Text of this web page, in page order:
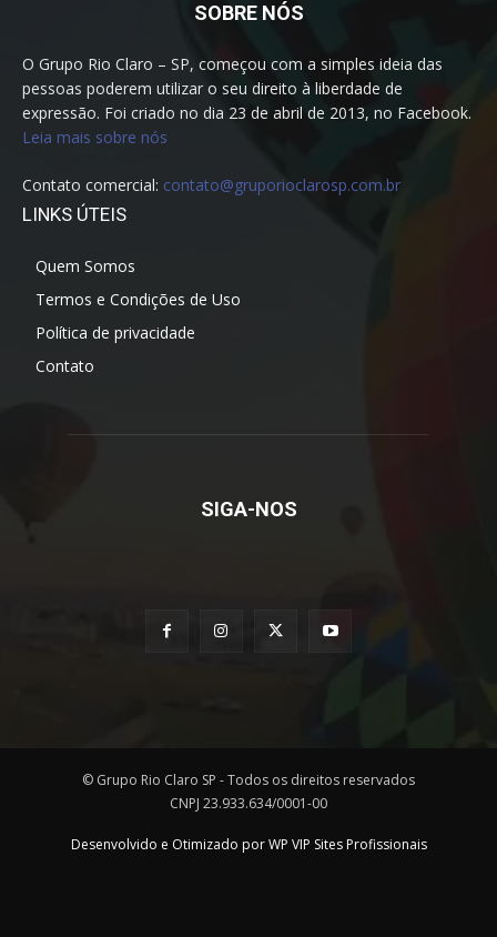
SOBRE NÓS
O Grupo Rio Claro – SP, começou com a simples ideia das
pessoas poderem utilizar o seu direito à liberdade de
expressão. Foi criado no dia 23 de abril de 2013, no Facebook.
Leia mais sobre nós
Contato comercial: contato@gruporioclarosp.com.br
LINKS ÚTEIS
Quem Somos
Termos e Condições de Uso
Política de privacidade
Contato
SIGA-NOS
© Grupo Rio Claro SP - Todos os direitos reservados
CNPJ 23.933.634/0001-00
Desenvolvido e Otimizado por WP VIP Sites Profissionais